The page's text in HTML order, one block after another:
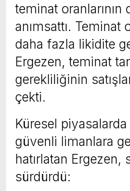
teminat
anımsattı. Teminat
daha fazla likidite
Ergezen, teminat
gerekliliğinin
çekti.
Küresel
güvenli limanlara
hatırlatan
sürdürdü: